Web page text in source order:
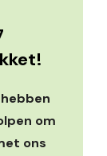
om
ons